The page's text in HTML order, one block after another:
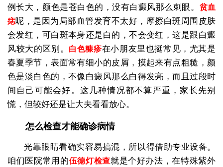
例长大，颜色是苍白色的，没有白癜风那么刺眼。 贫血
痣呢，是因为局部血管发育不太好，摩擦白斑周围皮肤
会发红，可白斑本身还是白的，不会变红，这是跟白癜
风较大的区别。
白色糠疹在小朋友里也挺常见，尤其是
春夏季节，表面常有细小的皮屑，摸起来有点粗糙，颜
色是淡白色的，不像白癜风那么白得发亮，而且过段时
间自己可能会好。这几种情况都不算严重，家长先别
慌，但较好还是让大夫看看放心。
怎么检查才能确诊病情
光靠眼睛看确实容易搞混，所以得借助专业设备。
咱们医院常用的伍德灯检查就是个好办法，在特殊紫外